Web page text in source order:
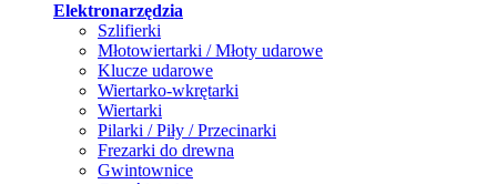
Elektronarzędzia
Szlifierki
Młotowiertarki / Młoty udarowe
Klucze udarowe
Wiertarko-wkrętarki
Wiertarki
Pilarki / Piły / Przecinarki
Frezarki do drewna
Gwintownice